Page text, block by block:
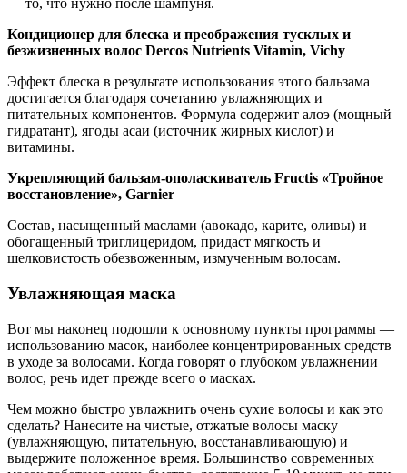
— то, что нужно после шампуня.
Кондиционер для блеска и преображения тусклых и
безжизненных волос Dercos Nutrients Vitamin, Vichy
Эффект блеска в результате использования этого бальзама
достигается благодаря сочетанию увлажняющих и
питательных компонентов. Формула содержит алоэ (мощный
гидратант), ягоды асаи (источник жирных кислот) и
витамины.
Укрепляющий бальзам-ополаскиватель Fructis «Тройное
восстановление», Garnier
Состав, насыщенный маслами (авокадо, карите, оливы) и
обогащенный триглицеридом, придаст мягкость и
шелковистость обезвоженным, измученным волосам.
Увлажняющая маска
Вот мы наконец подошли к основному пункты программы —
использованию масок, наиболее концентрированных средств
в уходе за волосами. Когда говорят о глубоком увлажнении
волос, речь идет прежде всего о масках.
Чем можно быстро увлажнить очень сухие волосы и как это
сделать? Нанесите на чистые, отжатые волосы маску
(увлажняющую, питательную, восстанавливающую) и
выдержите положенное время. Большинство современных